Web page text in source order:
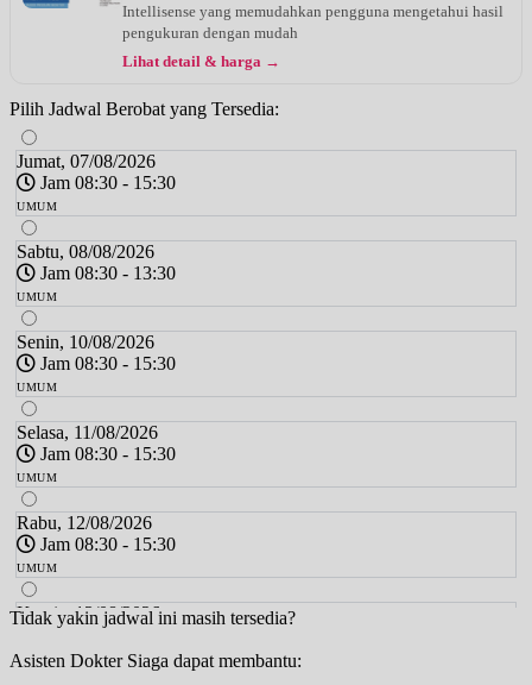
Intellisense yang memudahkan pengguna mengetahui hasil
pengukuran dengan mudah
Lihat detail & harga →
Pilih Jadwal Berobat yang Tersedia:
Jumat, 07/08/2026
Jam 08:30 - 15:30
UMUM
Sabtu, 08/08/2026
Jam 08:30 - 13:30
UMUM
Senin, 10/08/2026
Jam 08:30 - 15:30
UMUM
Selasa, 11/08/2026
Jam 08:30 - 15:30
UMUM
Rabu, 12/08/2026
Jam 08:30 - 15:30
UMUM
Kamis, 13/08/2026
Jam 08:30 - 15:30
UMUM
Tidak yakin jadwal ini masih tersedia?
Asisten Dokter Siaga dapat membantu: